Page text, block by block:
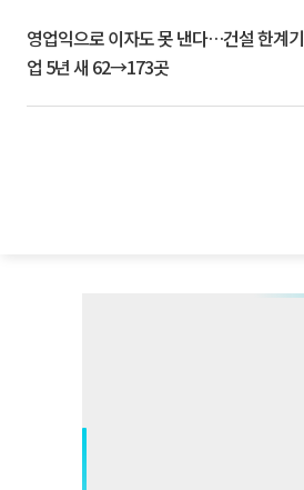
영업익으로 이자도 못 낸다…건설 한계기
업 5년 새 62→173곳